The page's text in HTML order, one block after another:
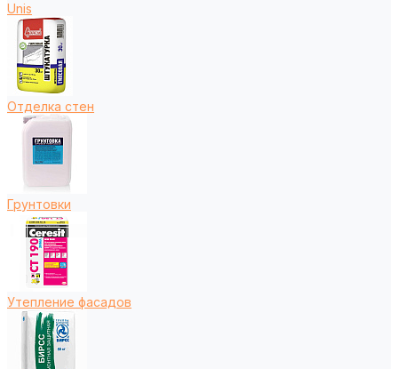
Unis
Отделка стен
Грунтовки
Утепление фасадов